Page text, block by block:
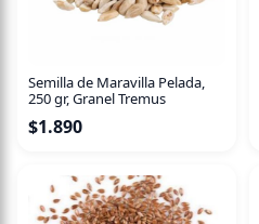
Semilla de Maravilla Pelada,
250 gr, Granel Tremus
$1.890